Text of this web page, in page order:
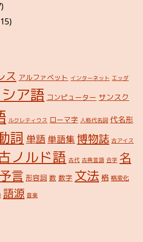
ス アルファベット インターネット エッダ
ア語 コンピューター サンスク
ルクレティウス ローマ字 人称代名詞 代名形
詞 単語単語集 博物誌 古アイス
ノルド語 古代 古典言語 合字 名
言 形容詞 数 数字 文法 格 格変化
語源 音楽